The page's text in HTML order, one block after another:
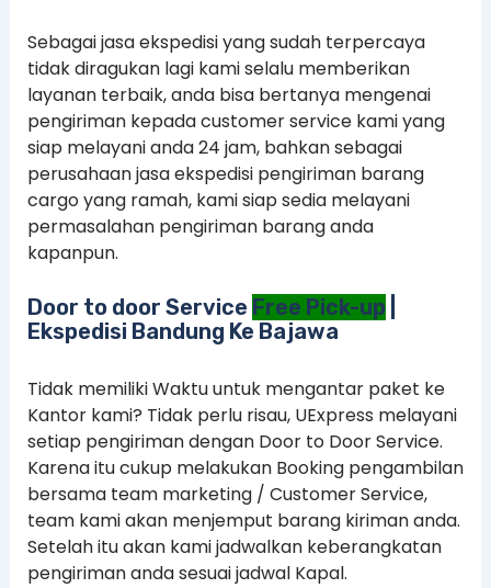
Sebagai jasa ekspedisi yang sudah terpercaya
tidak diragukan lagi kami selalu memberikan
layanan terbaik, anda bisa bertanya mengenai
pengiriman kepada customer service kami yang
siap melayani anda 24 jam, bahkan sebagai
perusahaan jasa ekspedisi pengiriman barang
cargo yang ramah, kami siap sedia melayani
permasalahan pengiriman barang anda
kapanpun.
Door to door Service Free Pick-up
Ekspedisi Bandung Ke Bajawa
Tidak memiliki Waktu untuk mengantar paket ke
Kantor kami? Tidak perlu risau, UExpress melayani
setiap pengiriman dengan Door to Door Service.
Karena itu cukup melakukan Booking pengambilan
bersama team marketing / Customer Service,
team kami akan menjemput barang kiriman anda.
Setelah itu akan kami jadwalkan keberangkatan
pengiriman anda sesuai jadwal Kapal.